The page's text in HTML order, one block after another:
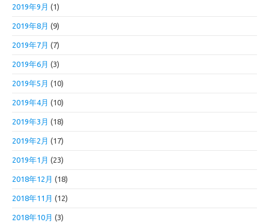
2019年9月 (1)
2019年8月 (9)
2019年7月 (7)
2019年6月 (3)
2019年5月 (10)
2019年4月 (10)
2019年3月 (18)
2019年2月 (17)
2019年1月 (23)
2018年12月 (18)
2018年11月 (12)
2018年10月 (3)